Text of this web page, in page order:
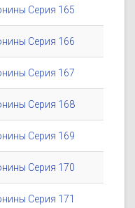
Серия 165
Серия 166
Серия 167
Серия 168
Серия 169
Серия 170
Серия 171